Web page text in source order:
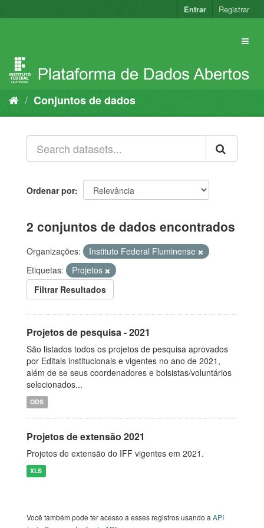
para
Entrar Registrar
Conjuntos de dados
Ordenar por
2 conjuntos de dados encontrados
Organizações:
Instituto Federal Fluminense
Etiquetas:
Projetos
Filtrar Resultados
Projetos de pesquisa - 2021
São listados todos os projetos de pesquisa aprovados
por Editais institucionais e vigentes no ano de 2021,
além de se seus coordenadores e bolsistas/voluntários
selecionados...
ODS
Projetos de extensão 2021
Projetos de extensão do IFF vigentes em 2021.
XLS
Você também pode ter acesso a esses registros usando aAPI